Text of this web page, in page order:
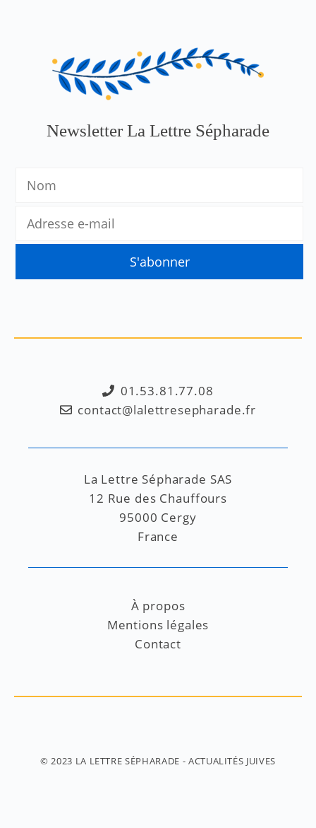
Newsletter La Lettre Sépharade
01.53.81.77.08
contact@lalettresepharade.fr
La Lettre Sépharade SAS
12 Rue des Chauffours
95000 Cergy
France
À propos
Mentions légales
Contact
© 2023 LA LETTRE SÉPHARADE - ACTUALITÉS JUIVES